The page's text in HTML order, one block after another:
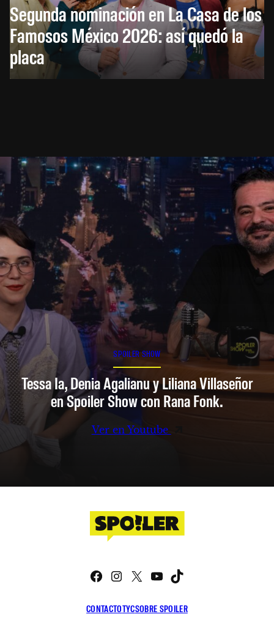
Segunda nominación en La Casa de los
Famosos México 2026: así quedó la
placa
SPOILER SHOW
Tessa Ia, Denia Agalianu y Liliana Villaseñor
en Spoiler Show con Rana Fonk.
Ver en Youtube
CONTACTOTYCSOBRE SPOILER
Facebook
Instagram
X YouTube